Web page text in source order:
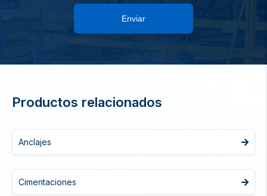
Enviar
Productos relacionados
Anclajes
Cimentaciones